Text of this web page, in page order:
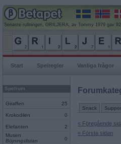
Senaste rullningen, GRILJERA, av Tommy 1979 gav
Start Spelregler Vanliga frågor
Spelrum
Giraffen 25
Krokodilen 0
Elefanten
2
Musen
Böjningslistan
0
Snack
« Föregående
« Första sidan